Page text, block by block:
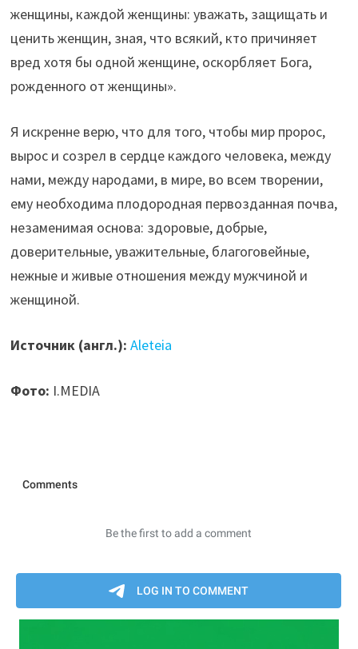
женщины, каждой женщины: уважать, защищать и
ценить женщин, зная, что всякий, кто причиняет
вред хотя бы одной женщине, оскорбляет Бога,
рожденного от женщины».
Я искренне верю, что для того, чтобы мир пророс,
вырос и созрел в сердце каждого человека, между
нами, между народами, в мире, во всем творении,
ему необходима плодородная первозданная почва,
незаменимая основа: здоровые, добрые,
доверительные, уважительные, благоговейные,
нежные и живые отношения между мужчиной и
женщиной.
Источник (англ.): Aleteia
Фото: I.MEDIA